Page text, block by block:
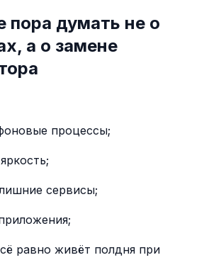
пора думать не о
а о замене
процессы;
сервисы;
равно живёт полдня при